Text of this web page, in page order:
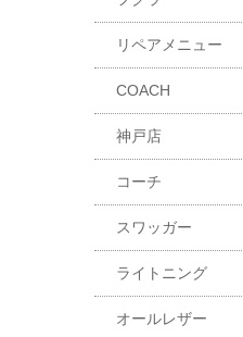
リペアメニュー
COACH
神戸店
コーチ
スワッガー
ライトニング
オールレザー